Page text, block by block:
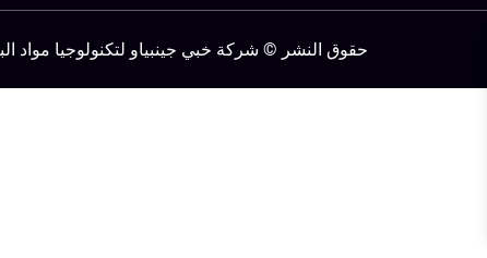
حقوق النشر © شركة خبي جينبياو لتكنولوجيا مواد